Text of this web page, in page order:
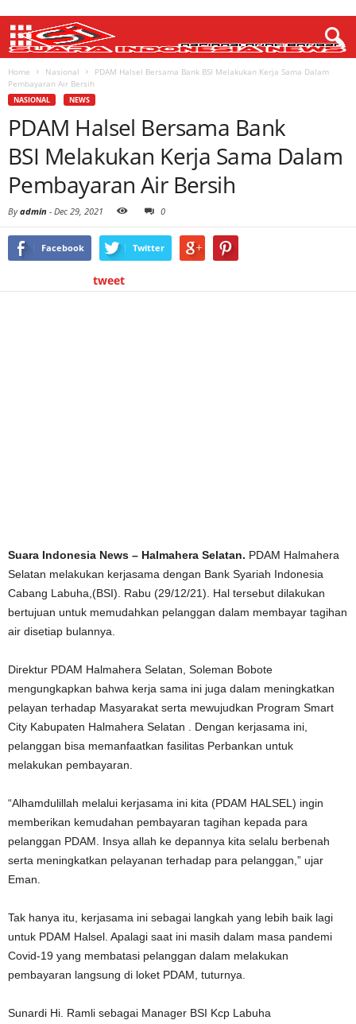
Home Nasional
PDAM Halsel Bersama Bank BSI Melakukan Kerja Sama Dalam
Pembayaran Air Bersih
NASIONAL NEWS
PDAM Halsel Bersama Bank
BSI Melakukan Kerja Sama Dalam
Pembayaran Air Bersih
Byadmin - Dec 29, 2021 0
Facebook Twitter
tweet
Suara Indonesia News – Halmahera Selatan. PDAM Halmahera
Selatan melakukan kerjasama dengan Bank Syariah Indonesia
Cabang Labuha,(BSI). Rabu (29/12/21). Hal tersebut dilakukan
bertujuan untuk memudahkan pelanggan dalam membayar tagihan
air disetiap bulannya.
Direktur PDAM Halmahera Selatan, Soleman Bobote
mengungkapkan bahwa kerja sama ini juga dalam meningkatkan
pelayan terhadap Masyarakat serta mewujudkan Program Smart
City Kabupaten Halmahera Selatan . Dengan kerjasama ini,
pelanggan bisa memanfaatkan fasilitas Perbankan untuk
melakukan pembayaran.
“Alhamdulillah melalui kerjasama ini kita (PDAM HALSEL) ingin
memberikan kemudahan pembayaran tagihan kepada para
pelanggan PDAM. Insya allah ke depannya kita selalu berbenah
serta meningkatkan pelayanan terhadap para pelanggan,” ujar
Eman.
Tak hanya itu, kerjasama ini sebagai langkah yang lebih baik lagi
untuk PDAM Halsel. Apalagi saat ini masih dalam masa pandemi
Covid-19 yang membatasi pelanggan dalam melakukan
pembayaran langsung di loket PDAM, tuturnya.
Sunardi Hi. Ramli sebagai Manager BSI Kcp Labuha